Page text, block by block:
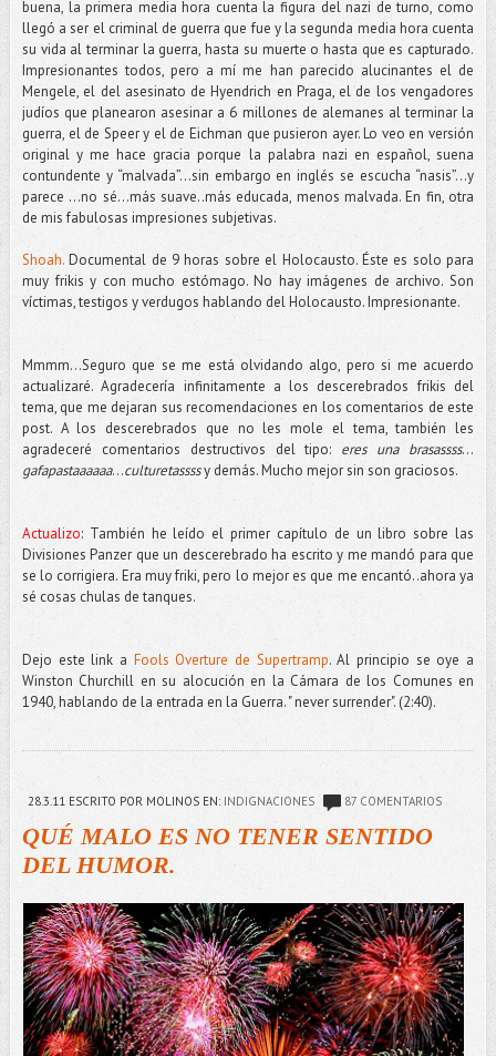
buena, la primera media hora cuenta la figura del nazi de turno, como
llegó a ser el criminal de guerra que fue y la segunda media hora cuenta
su vida al terminar la guerra, hasta su muerte o hasta que es capturado.
Impresionantes todos, pero a mí me han parecido alucinantes el de
Mengele, el del asesinato de Hyendrich en Praga, el de los vengadores
judíos que planearon asesinar a 6 millones de alemanes al terminar la
guerra, el de Speer y el de Eichman que pusieron ayer. Lo veo en versión
original y me hace gracia porque la palabra nazi en español, suena
contundente y “malvada”…sin embargo en inglés se escucha “nasis”...y
parece ...no sé...más suave..más educada, menos malvada. En fin, otra
de mis fabulosas impresiones subjetivas.
Shoah.Documental de 9 horas sobre el Holocausto. Éste es solo para
muy frikis y con mucho estómago. No hay imágenes de archivo. Son
víctimas, testigos y verdugos hablando del Holocausto. Impresionante.
Mmmm...Seguro que se me está olvidando algo, pero si me acuerdo
actualizaré. Agradecería infinitamente a los descerebrados frikis del
tema, que me dejaran sus recomendaciones en los comentarios de este
post. A los descerebrados que no les mole el tema, también les
agradeceré comentarios destructivos del tipo: eres una brasassss…
gafapastaaaaaa…culturetassssy demás. Mucho mejor sin son graciosos.
Actualizo: También he leído el primer capítulo de un libro sobre las
Divisiones Panzer que un descerebrado ha escrito y me mandó para que
se lo corrigiera. Era muy friki, pero lo mejor es que me encantó..ahora ya
sé cosas chulas de tanques.
Dejo este link a Fools Overture de Supertramp. Al principio se oye a
Winston Churchill en su alocución en la Cámara de los Comunes en
1940, hablando de la entrada en la Guerra. " never surrender". (2:40).
28.3.11ESCRITO POR MOLINOS EN: INDIGNACIONES 87 COMENTARIOS
QUÉ MALO ES NO TENER SENTIDO
DEL HUMOR.